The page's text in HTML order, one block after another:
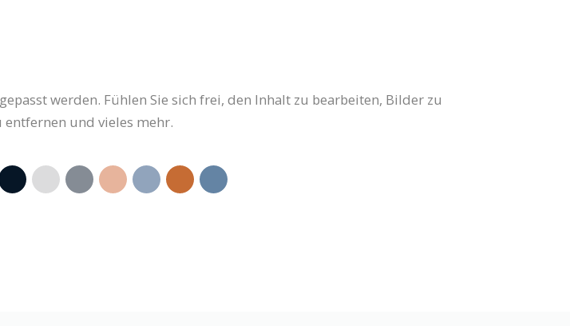
werden. Fühlen Sie sich frei, den Inhalt zu bearbeiten, Bilder zu
entfernen und vieles mehr.